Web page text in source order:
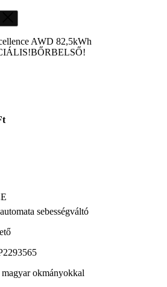
AWD 82,5kWh
sebességváltó
okmányokkal